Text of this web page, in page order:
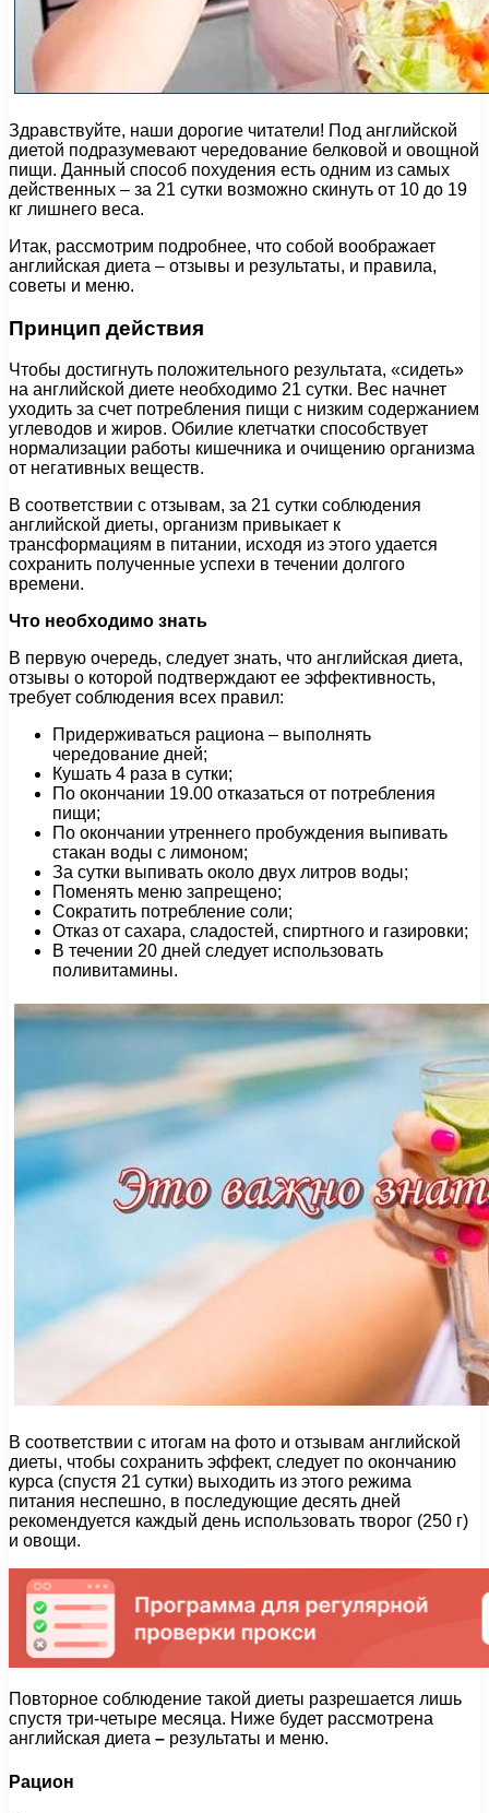
Здравствуйте, наши дорогие читатели! Под английской
диетой подразумевают чередование белковой и овощной
пищи. Данный способ похудения есть одним из самых
действенных – за 21 сутки возможно скинуть от 10 до 19
кг лишнего веса.
Итак, рассмотрим подробнее, что собой воображает
английская диета – отзывы и результаты, и правила,
советы и меню.
Принцип действия
Чтобы достигнуть положительного результата, «сидеть»
на английской диете необходимо 21 сутки. Вес начнет
уходить за счет потребления пищи с низким содержанием
углеводов и жиров. Обилие клетчатки способствует
нормализации работы кишечника и очищению организма
от негативных веществ.
В соответствии с отзывам, за 21 сутки соблюдения
английской диеты, организм привыкает к
трансформациям в питании, исходя из этого удается
сохранить полученные успехи в течении долгого
времени.
Что необходимо знать
В первую очередь, следует знать, что английская диета,
отзывы о которой подтверждают ее эффективность,
требует соблюдения всех правил:
Придерживаться рациона – выполнять
чередование дней;
Кушать 4 раза в сутки;
По окончании 19.00 отказаться от потребления
пищи;
По окончании утреннего пробуждения выпивать
стакан воды с лимоном;
За сутки выпивать около двух литров воды;
Поменять меню запрещено;
Сократить потребление соли;
Отказ от сахара, сладостей, спиртного и газировки;
В течении 20 дней следует использовать
поливитамины.
В соответствии с итогам на фото и отзывам английской
диеты, чтобы сохранить эффект, следует по окончанию
курса (спустя 21 сутки) выходить из этого режима
питания неспешно, в последующие десять дней
рекомендуется каждый день использовать творог (250 г)
и овощи.
Повторное соблюдение такой диеты разрешается лишь
спустя три-четыре месяца. Ниже будет рассмотрена
английская диета – результаты и меню.
Рацион